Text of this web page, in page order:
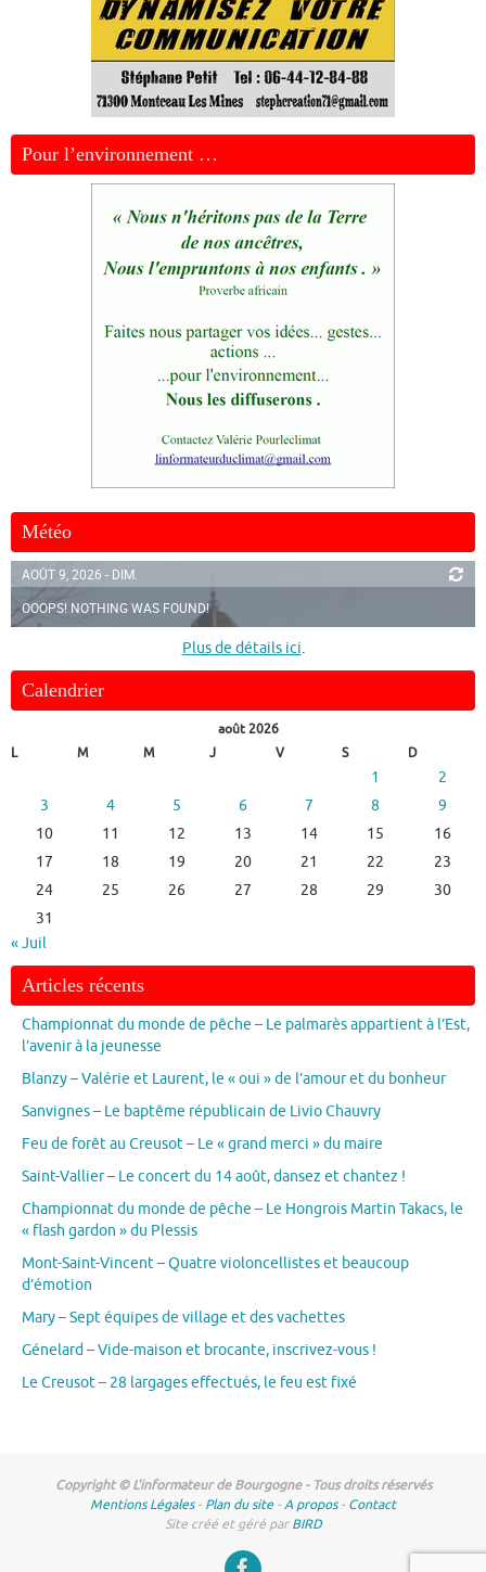
Pour l’environnement …
Météo
AOÛT 9, 2026 - DIM.
OOOPS! NOTHING WAS FOUND!
Plus de détails ici.
Calendrier
août 2026
L
M M J V S D
1
2
3
4 5 6 7 8
9
10
11 12 13 14 15
16
17
18 19 20 21 22
23
24
25 26 27 28 29
30
31
« Juil
Articles récents
Championnat du monde de pêche – Le palmarès appartient à l’Est,
l’avenir à la jeunesse
Blanzy – Valérie et Laurent, le « oui » de l’amour et du bonheur
Sanvignes – Le baptême républicain de Livio Chauvry
Feu de forêt au Creusot – Le « grand merci » du maire
Saint-Vallier – Le concert du 14 août, dansez et chantez !
Championnat du monde de pêche – Le Hongrois Martin Takacs, le
« flash gardon » du Plessis
Mont-Saint-Vincent – Quatre violoncellistes et beaucoup
d’émotion
Mary – Sept équipes de village et des vachettes
Génelard – Vide-maison et brocante, inscrivez-vous !
Le Creusot – 28 largages effectués, le feu est fixé
Copyright © L'informateur de Bourgogne - Tous droits réservés
Mentions Légales- Plan du site -A propos- Contact
Site créé et géré parBIRD